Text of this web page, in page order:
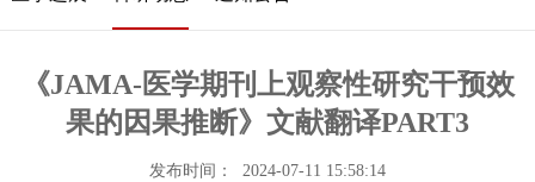
《JAMA-医学期刊上观察性研究干预效
果的因果推断》文献翻译PART3
发布时间： 2024-07-11 15:58:14